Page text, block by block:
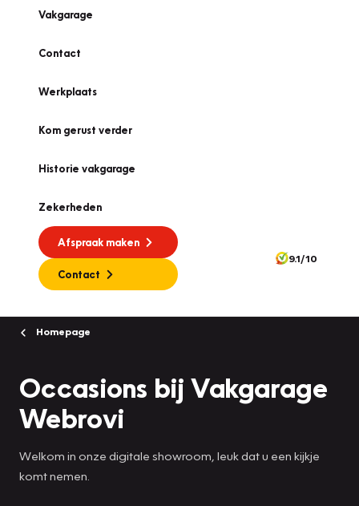
Vakgarage
Contact
Werkplaats
Kom gerust verder
Historie vakgarage
Zekerheden
Afspraak maken
Contact
9.1/10
Homepage
Occasions bij Vakgarage
Webrovi
Welkom in onze digitale showroom, leuk dat u een kijkje
komt nemen.